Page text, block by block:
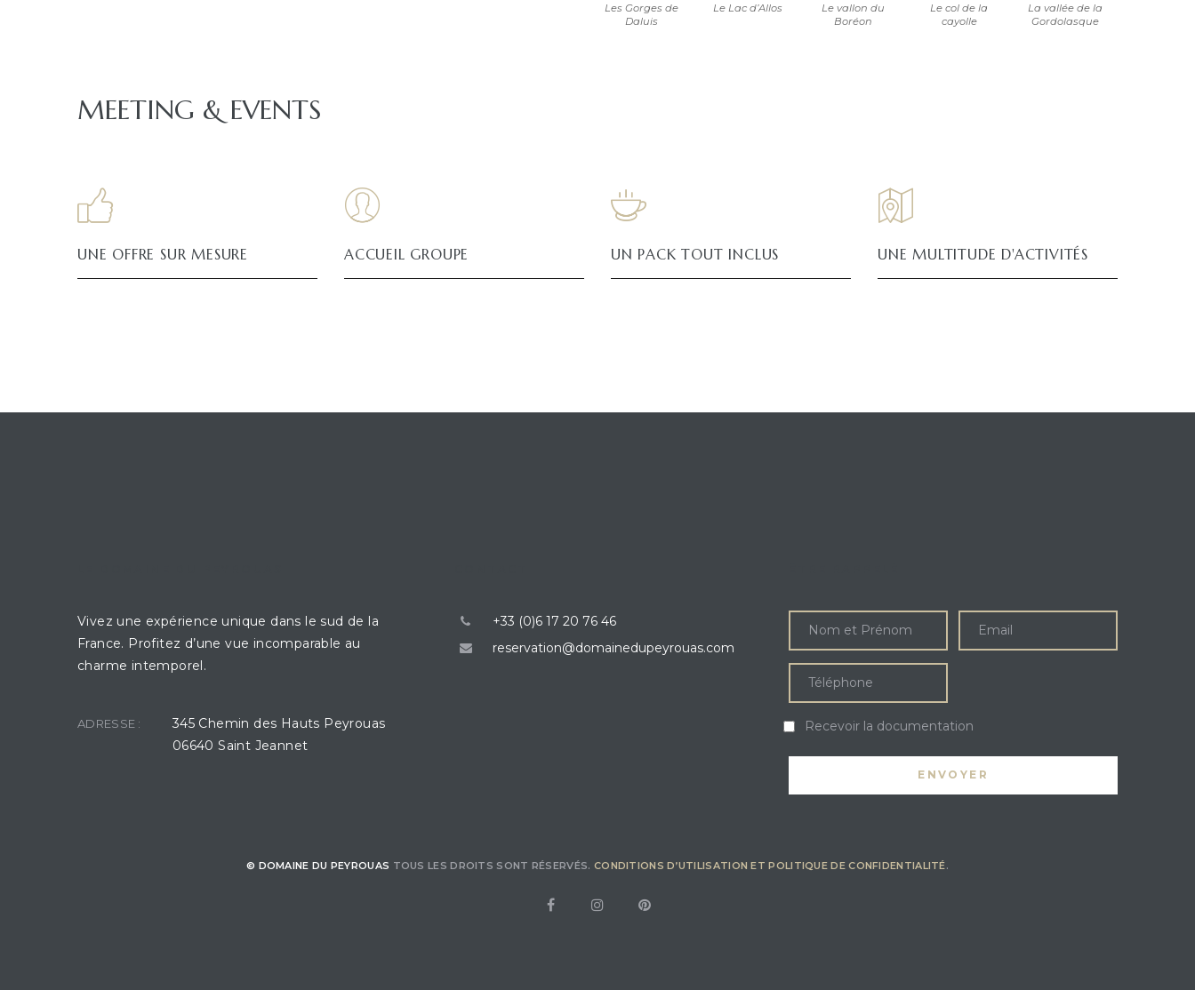
Les Gorges de
Daluis
Le Lac d’Allos
Le vallon du
Boréon
Le col de la
cayolle
La vallée de la
Gordolasque
MEETING & EVENTS
UNE OFFRE SUR MESURE ACCUEIL GROUPE UN PACK TOUT INCLUS UNE MULTITUDE D'ACTIVITÉS
Vivez une expérience unique dans le sud de la
France. Profitez d’une vue incomparable au
charme intemporel.
ADRESSE :
345 Chemin des Hauts Peyrouas
06640 Saint Jeannet
+33 (0)6 17 20 76 46
reservation@domainedupeyrouas.com
Recevoir la documentation
© DOMAINE DU PEYROUAS TOUS LES DROITS SONT RÉSERVÉS. CONDITIONS D’UTILISATION ET POLITIQUE DE CONFIDENTIALITÉ.